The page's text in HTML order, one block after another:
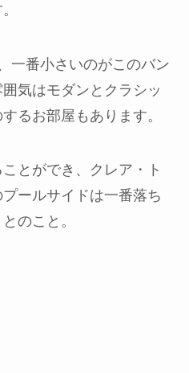
一番小さいのがこのバン
気はモダンとクラシッ
るお部屋もあります。
とができ、クレア・ト
ールサイドは一番落ち
のこと。